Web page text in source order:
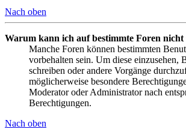
Nach oben
Warum kann ich auf bestimmte Foren nicht
Manche Foren können bestimmten
vorbehalten sein. Um diese einzusehen,
schreiben oder andere Vorgänge
möglicherweise besondere
Moderator oder Administrator nach
Berechtigungen.
Nach oben